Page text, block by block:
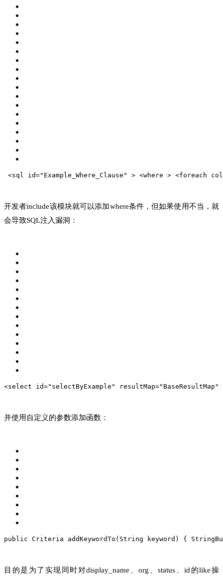
<sql id="Example_Where_Clause" > <where > <foreach
开发者include该模块就可以添加where条件，但如果使用不当，就
会导致SQL注入漏洞：
<select id="selectByExample" resultMap="BaseResultMap"
并使用自定义的参数添加函数：
public Criteria addKeywordTo(String keyword) {
目的是为了实现同时对display_name、org、status、id的like操